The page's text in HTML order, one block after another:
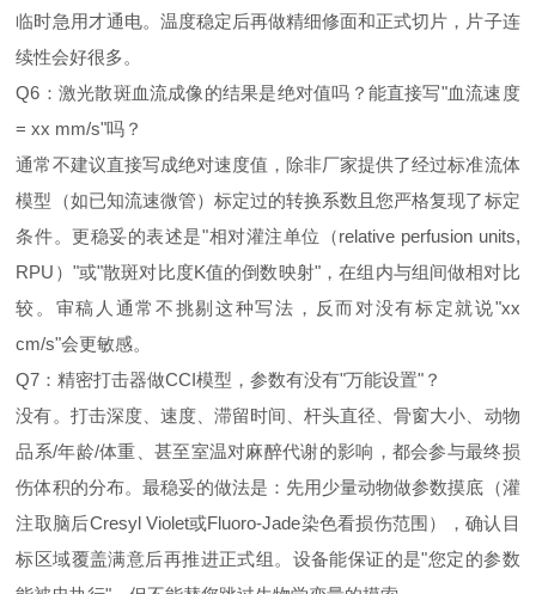
临时急用才通电。温度稳定后再做精细修面和正式切片，片子连
续性会好很多。
Q6：激光散斑血流成像的结果是绝对值吗？能直接写"血流速度
= xx mm/s"吗？
通常不建议直接写成绝对速度值，除非厂家提供了经过标准流体
模型（如已知流速微管）标定过的转换系数且您严格复现了标定
条件。更稳妥的表述是"相对灌注单位（relative perfusion units,
RPU）"或"散斑对比度K值的倒数映射"，在组内与组间做相对比
较。审稿人通常不挑剔这种写法，反而对没有标定就说"xx
cm/s"会更敏感。
Q7：精密打击器做CCI模型，参数有没有"万能设置"？
没有。打击深度、速度、滞留时间、杆头直径、骨窗大小、动物
品系/年龄/体重、甚至室温对麻醉代谢的影响，都会参与最终损
伤体积的分布。最稳妥的做法是：先用少量动物做参数摸底（灌
注取脑后Cresyl Violet或Fluoro-Jade染色看损伤范围），确认目
标区域覆盖满意后再推进正式组。设备能保证的是"您定的参数